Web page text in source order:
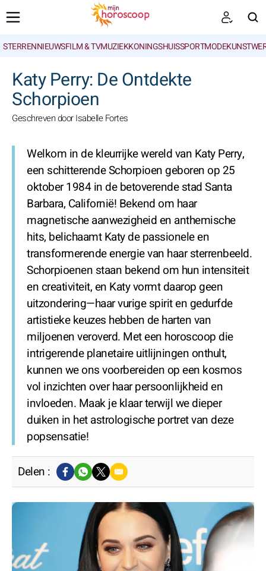
STERRENNIEUWSFILM & TVMUZIEKKONINGSHUISSPORTMODE
Katy Perry: De Ontdekte
Schorpioen
Geschreven door Isabelle Fortes
Welkom in de kleurrijke wereld van Katy Perry,
een schitterende Schorpioen geboren op 25
oktober 1984 in de betoverende stad Santa
Barbara, Californië! Bekend om haar
magnetische aanwezigheid en anthemische
hits, belichaamt Katy de passionele en
transformerende energie van haar sterrenbeeld.
Schorpioenen staan bekend om hun intensiteit
en creativiteit, en Katy vormt daarop geen
uitzondering—haar vurige spirit en gedurfde
artistieke keuzes hebben de harten van
miljoenen veroverd. Met een horoscoop die
intrigerende planetaire uitlijningen onthult,
kunnen we ons voorbereiden op een kosmos
vol inzichten over haar persoonlijkheid en
invloeden. Maak je klaar terwijl we dieper
duiken in het astrologische portret van deze
popsensatie!
Delen :